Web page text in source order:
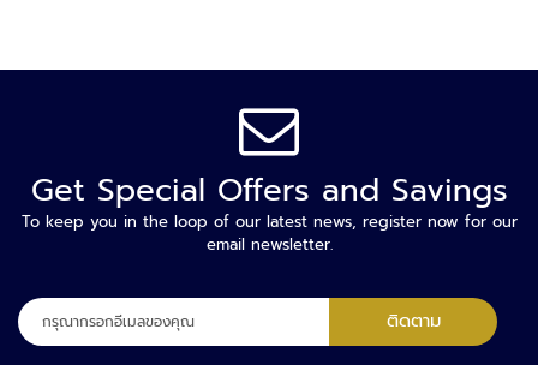
จ
ถ
ไ
น
ที่
Get Special Offers and Savings
To keep you in the loop of our latest news, register now for our
email newsletter.
ลง
ทะเบียน
ติดตาม